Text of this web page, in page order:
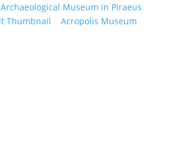
Archaeological Museum in Piraeus
Acropolis Museum